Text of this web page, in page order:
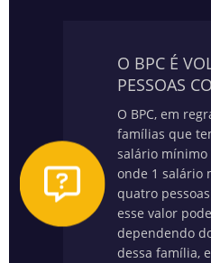
O BPC É
PESSOAS
O BPC, em
famílias que
salário mínimo
onde 1 salário
quatro
esse valor
dependendo
dessa família,